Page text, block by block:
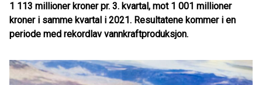
1 113 millioner kroner pr. 3. kvartal, mot 1 001 millioner
kroner i samme kvartal i 2021. Resultatene kommer i en
periode med rekordlav vannkraftproduksjon.